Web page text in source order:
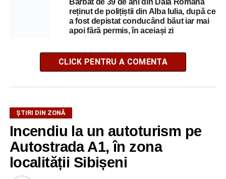
Bărbat de 39 de ani din Daia Română
reținut de polițiștii din Alba Iulia, după ce
a fost depistat conducând băut iar mai
apoi fără permis, în aceiași zi
CLICK PENTRU A COMENTA
ȘTIRI DIN ZONĂ
Incendiu la un autoturism pe
Autostrada A1, în zona
localității Sibișeni